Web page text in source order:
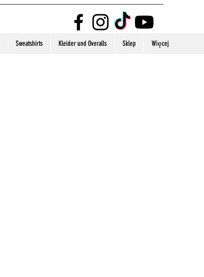
Sweatshirts Kleider und Overalls Sklep Więcej